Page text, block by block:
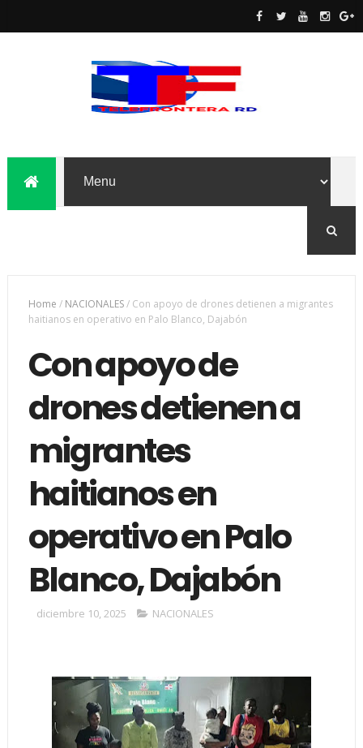
Home / NACIONALES/ Con apoyo de drones detienen a migrantes
haitianos en operativo en Palo Blanco, Dajabón
Con apoyo de
drones detienen a
migrantes
haitianos en
operativo en Palo
Blanco, Dajabón
diciembre 10, 2025 NACIONALES